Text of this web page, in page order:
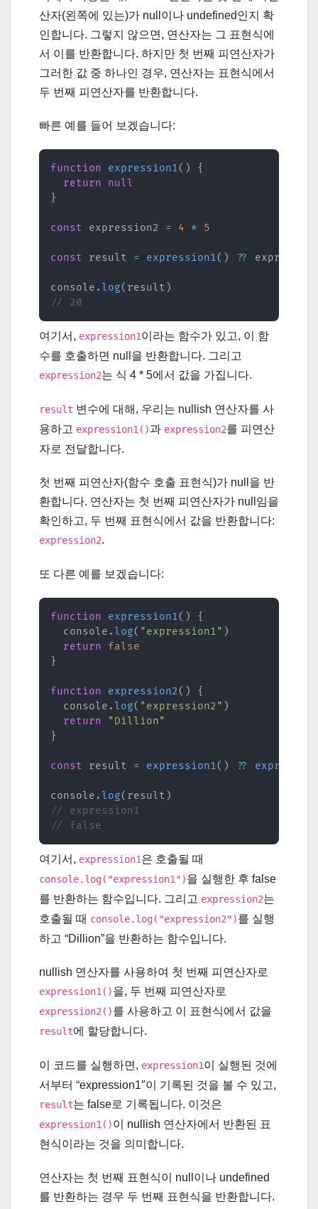
산자(왼쪽에 있는)가 null이나 undefined인지 확
인합니다. 그렇지 않으면, 연산자는 그 표현식에
서 이를 반환합니다. 하지만 첫 번째 피연산자가
그러한 값 중 하나인 경우, 연산자는 표현식에서
두 번째 피연산자를 반환합니다.
빠른 예를 들어 보겠습니다:
function expression1( )
{
return
null
}
const expression2 = 4 * 5
const result = expression1( ) ??
console .log( result )
// 20
여기서, expression1이라는 함수가 있고, 이 함
수를 호출하면 null을 반환합니다. 그리고
expression2는 식 4 * 5에서 값을 가집니다.
result 변수에 대해, 우리는 nullish 연산자를 사
용하고 expression1()과 expression2를 피연산
자로 전달합니다.
첫 번째 피연산자(함수 호출 표현식)가 null을 반
환합니다. 연산자는 첫 번째 피연산자가 null임을
확인하고, 두 번째 표현식에서 값을 반환합니다:
expression2.
또 다른 예를 보겠습니다:
function expression1( )
{
  console
.log( "expression1" )
return
false
}
function expression2( )
{
  console
.log( "expression2" )
return
"Dillion"
}
const result = expression1( ) ??
console .log( result )
// expression1
// false
여기서, expression1은 호출될 때
console.log("expression1")을 실행한 후 false
를 반환하는 함수입니다. 그리고 expression2는
호출될 때 console.log("expression2")를 실행
하고 “Dillion”을 반환하는 함수입니다.
nullish 연산자를 사용하여 첫 번째 피연산자로
expression1()을, 두 번째 피연산자로
expression2()를 사용하고 이 표현식에서 값을
result에 할당합니다.
이 코드를 실행하면, expression1이 실행된 것에
서부터 “expression1″이 기록된 것을 볼 수 있고,
result는 false로 기록됩니다. 이것은
expression1()이 nullish 연산자에서 반환된 표
현식이라는 것을 의미합니다.
연산자는 첫 번째 표현식이 null이나 undefined
를 반환하는 경우 두 번째 표현식을 반환합니다.